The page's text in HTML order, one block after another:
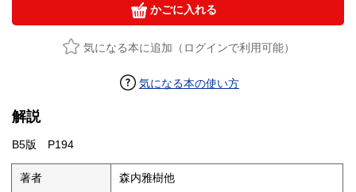
かごに入れる
気になる本に追加（ログインで利用可能）
気になる本の使い方
解説
B5版 P194
著者 森内雅樹他